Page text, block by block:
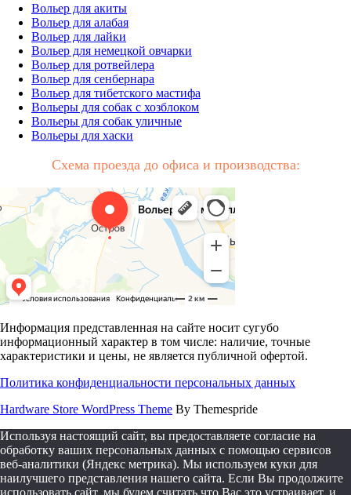
Вольер для акиты
Вольер для алабая
Вольер для лайки
Вольер для немецкой овчарки
Вольер для ротвейлера
Вольер для сенбернара
Вольер для тибетского мастифа
Вольеры для собак с хозблоком
Вольеры для собак уличные
Вольеры для хаски
Схема проезда до офиса и производства:
Информация представленная на сайте носит сугубо
информационный характер в том числе: наличие, точные
характеристики и цены, не является публичной офертой.
Политика конфиденциальности персональных данных
Hardware Store WordPress Theme By Themespride
Используя настоящий сайт, вы предоставляете согласие на
обработку ваших персональных данных с помощью сервисов
веб-аналитики (Яндекс метрика). Мы используем куки для
наилучшего представления нашего сайта. Если Вы продолжите
использовать сайт, мы будем считать что Вас это устраивает, и